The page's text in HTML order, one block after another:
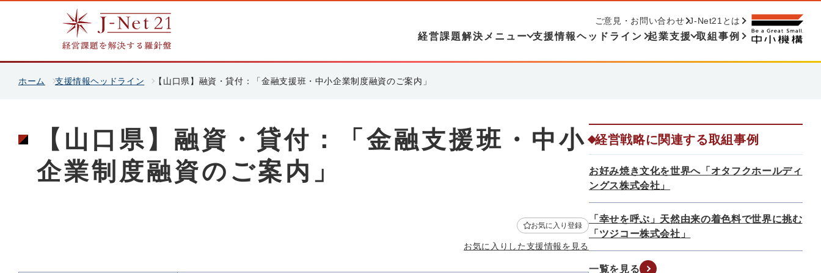
経営課題解決メニュー 支援情報ヘッドライン 起業支援 取組事例
ご意見・お問い合わせ J-Net21とは
ホーム 支援情報ヘッドライン 【山口県】融資・貸付：「金融支援班・中小企業制度融資のご案内」
【山口県】融資・貸付：「金融支援班・中小
企業制度融資のご案内」
お気に入り登録
お気に入りした支援情報を見る
経営戦略に関連する取組事例
お好み焼き文化を世界へ「オタフクホールディ
ングス株式会社」
「幸せを呼ぶ」天然由来の着色料で世界に挑む
「ツジコー株式会社」
一覧を見る